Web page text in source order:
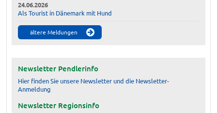
24.06.2026
Als Tourist in Dänemark mit Hund
ältere Meldungen
Newsletter Pendlerinfo
Hier finden Sie unsere Newsletter und die Newsletter-
Anmeldung
Newsletter Regionsinfo